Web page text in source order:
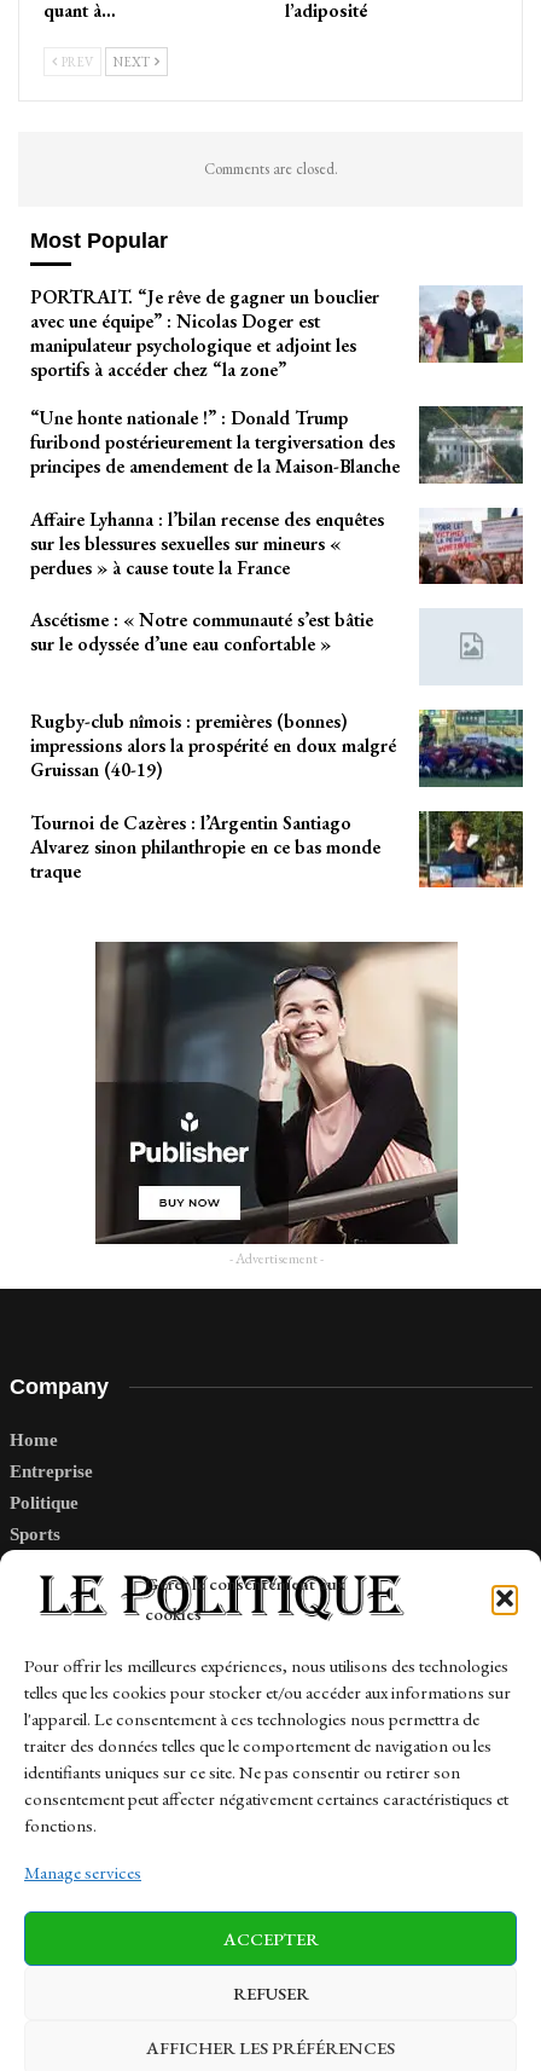
Gérer le consentement aux
cookies
Pour offrir les meilleures expériences, nous utilisons des technologies
telles que les cookies pour stocker et/ou accéder aux informations sur
l'appareil. Le consentement à ces technologies nous permettra de
traiter des données telles que le comportement de navigation ou les
identifiants uniques sur ce site. Ne pas consentir ou retirer son
consentement peut affecter négativement certaines caractéristiques et
fonctions.
Manage services
ACCEPTER
REFUSER
AFFICHER LES PRÉFÉRENCES
quant à…
l’adiposité
PREV NEXT
Comments are closed.
Most Popular
PORTRAIT. “Je rêve de gagner un bouclier
avec une équipe” : Nicolas Doger est
manipulateur psychologique et adjoint les
sportifs à accéder chez “la zone”
“Une honte nationale !” : Donald Trump
furibond postérieurement la tergiversation des
principes de amendement de la Maison-Blanche
Affaire Lyhanna : l’bilan recense des enquêtes
sur les blessures sexuelles sur mineurs «
perdues » à cause toute la France
Ascétisme : « Notre communauté s’est bâtie
sur le odyssée d’une eau confortable »
Rugby-club nîmois : premières (bonnes)
impressions alors la prospérité en doux malgré
Gruissan (40-19)
Tournoi de Cazères : l’Argentin Santiago
Alvarez sinon philanthropie en ce bas monde
traque
- Advertisement -
Company
Home
Entreprise
Politique
Sports
Links
Contact
Sitemap
News Finance-Marches Politics
Business Tech Health Sports Travel
© 1997-2026 - lepolitique.net. All Rights Reserved.